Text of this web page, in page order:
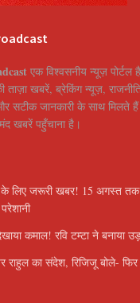
एक विश्वसनीय न्यूज़
ताज़ा खबरें, ब्रेकिंग न्यूज़,
जानकारी के साथ मिलते हैं।
खबरें पहुँचाना है।
लिए जरूरी खबर! 15 अगस्त तक
कमाल! रवि टम्टा ने बनाया
राहुल का संदेश, रिजिजू बोले-